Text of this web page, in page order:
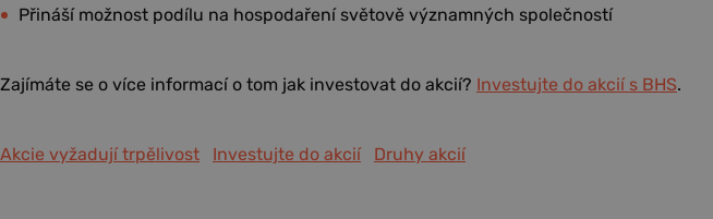
Přináší možnost podílu na hospodaření světově významných společností
Zajímáte se o více informací o tom jak investovat do akcií? Investujte do akcií s BHS.
Akcie vyžadují trpělivost Investujte do akcií Druhy akcií